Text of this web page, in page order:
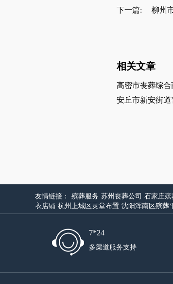
下一篇: 柳州
相关文章
高密市丧葬综
安丘市新安街
友情链接： 殡葬服务 苏州丧葬公司 石家庄
衣店铺 杭州上城区灵堂布置 沈阳浑南区殡葬
7*24
多渠道服务支持